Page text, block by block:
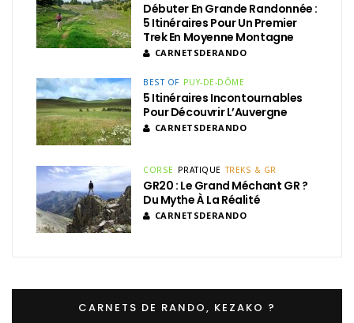
Débuter En Grande Randonnée :
5 Itinéraires Pour Un Premier
Trek En Moyenne Montagne
CARNETSDERANDO
BEST OF PUY-DE-DÔME
5 Itinéraires Incontournables
Pour Découvrir L’Auvergne
CARNETSDERANDO
CORSE PRATIQUE TREKS & GR
GR20 : Le Grand Méchant GR ?
Du Mythe À La Réalité
CARNETSDERANDO
CARNETS DE RANDO, KEZAKO ?